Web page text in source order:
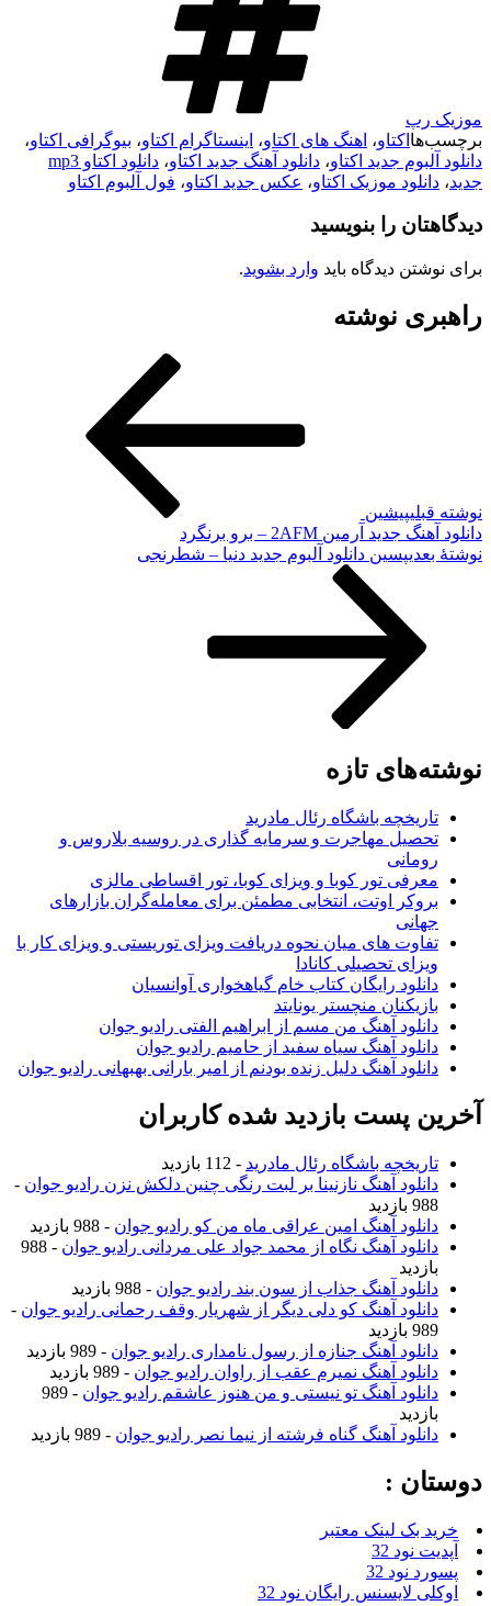
موزیک رپ
برچسب‌ها اکتاو، اهنگ های اکتاو، اینستاگرام اکتاو، بیوگرافی اکتاو،
دانلود آلبوم جدید اکتاو، دانلود آهنگ جدید اکتاو،
دانلود اکتاو mp3
جدید، دانلود موزیک اکتاو، عکس جدید اکتاو، فول آلبوم اکتاو
دیدگاهتان را بنویسید
برای نوشتن دیدگاه باید وارد بشوید.
راهبری نوشته
نوشته قبلیپیشین
دانلود آهنگ جدید آرمین 2AFM – برو برنگرد
نوشته‌ٔ بعدیپسین دانلود آلبوم جدید دنیا – شطرنجی
نوشته‌های تازه
تاریخچه باشگاه رئال مادرید
تحصیل مهاجرت و سرمایه گذاری در روسیه بلاروس و
رومانی
معرفی تور کوبا و ویزای کوبا، تور اقساطی مالزی
بروکر اوتت، انتخابی مطمئن برای معامله‌گران بازارهای
جهانی
تفاوت های میان نحوه دریافت ویزای توریستی و ویزای کار با
ویزای تحصیلی کانادا
دانلود رایگان کتاب خام گیاهخواری آوانسیان
بازیکنان منچستر یونایتد
دانلود آهنگ من مسم از ابراهیم الفتی رادیو جوان
دانلود آهنگ سیاه سفید از حامیم رادیو جوان
دانلود آهنگ دلیل زنده بودنم از امیر بارانی بهبهانی رادیو جوان
آخرین پست بازدید شده کاربران
تاریخچه باشگاه رئال مادرید - 112 بازدید
دانلود آهنگ نازنینا بر لبت رنگی چنین دلکش نزن رادیو جوان -
988 بازدید
دانلود آهنگ امین عراقی ماه من کو رادیو جوان - 988 بازدید
دانلود آهنگ نگاه از محمد جواد علی مردانی رادیو جوان
- 988
بازدید
دانلود آهنگ جذاب از سون بند رادیو جوان - 988 بازدید
دانلود آهنگ کو دلی دیگر از شهریار وقف رحمانی رادیو جوان -
989 بازدید
دانلود آهنگ جنازه از رسول نامداری رادیو جوان - 989 بازدید
دانلود آهنگ نمیرم عقب از راوان رادیو جوان - 989 بازدید
دانلود آهنگ تو نیستی و من هنوز عاشقم رادیو جوان
- 989
بازدید
دانلود آهنگ گناه فرشته از نیما نصر رادیو جوان - 989 بازدید
دوستان :
خرید بک لینک معتبر
آپدیت نود 32
پسورد نود 32
اوکلی لایسنس رایگان نود 32